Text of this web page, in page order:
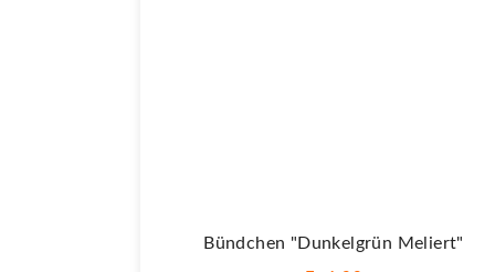
Bündchen "dunkelgrün Meliert"